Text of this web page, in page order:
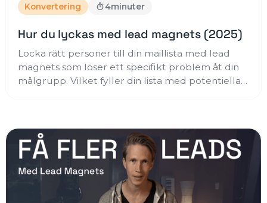
Konvertering 4minuter
Hur du lyckas med lead magnets (2025)
Locka rätt personer till din maillista med lead
magnets som löser ett specifikt problem åt din
målgrupp. Vilket fyller din lista med potentiella